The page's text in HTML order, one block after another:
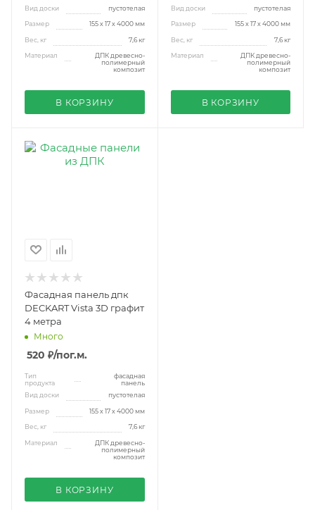
Вид доски
пустотелая
Размер 155 х 17 х 4000 мм
Вес, кг 7,6 кг
Материал
ДПК древесно-
полимерный
композит
В КОРЗИНУ
Вид доски
пустотелая
Размер 155 х 17 х 4000 мм
Вес, кг 7,6 кг
Материал
ДПК древесно-
полимерный
композит
В КОРЗИНУ
Фасадная панель дпк
DECKART Vista 3D графит
4 метра
Много
520 ₽/пог.м.
Тип
продукта
фасадная
панель
Вид доски
пустотелая
Размер 155 х 17 х 4000 мм
Вес, кг 7,6 кг
Материал
ДПК древесно-
полимерный
композит
В КОРЗИНУ